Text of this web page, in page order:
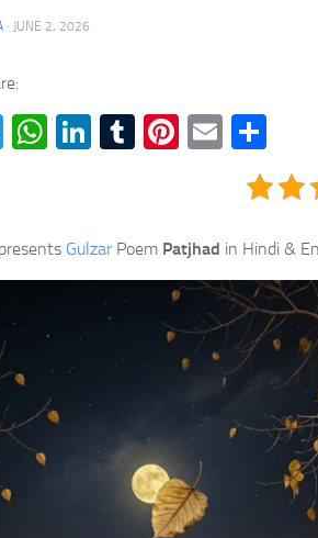
· JUNE 2, 2026
TwitterWhatsApp
LinkedIn
Tumblr
Pinterest
Email
GulzarPoem Patjhad in Hindi &